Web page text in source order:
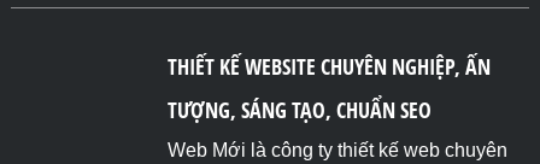
THIẾT KẾ WEBSITE CHUYÊN NGHIỆP, ẤN
TƯỢNG, SÁNG TẠO, CHUẨN SEO
Web Mới là công ty thiết kế web chuyên